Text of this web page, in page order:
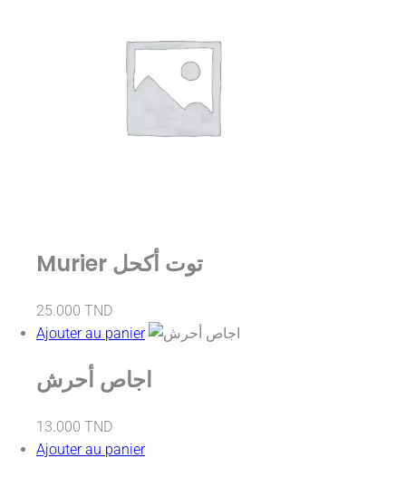
Murier توت أكحل
25.000 TND
Ajouter au panier
اجاص أحرش
13.000 TND
Ajouter au panier